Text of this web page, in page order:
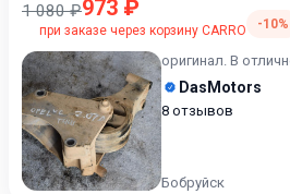
1 080 ₽973 ₽
при заказе через корзину CARRO -10%
оригинал. В
DasMotors
8 отзывов
Бобруйск